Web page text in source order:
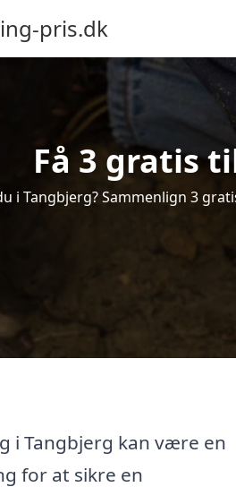
pris.dk
Få 3 gratis
i Tangbjerg? Sammenlign 3
i Tangbjerg kan være en
for at sikre en